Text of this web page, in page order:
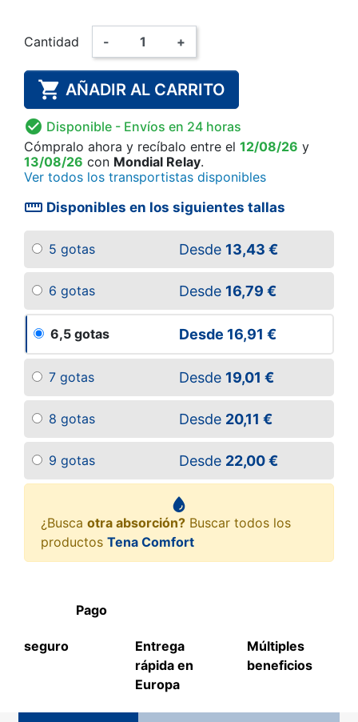
Cantidad - +
 AÑADIR AL CARRITO
 Disponible - Envíos en 24 horas
Cómpralo ahora y recíbalo entre el 12/08/26 y
13/08/26 con Mondial Relay.
Ver todos los transportistas disponibles
straighten Disponibles en los siguientes tallas
5 gotas Desde 13,43 €
6 gotas Desde 16,79 €
6,5 gotas Desde 16,91 €
7 gotas Desde 19,01 €
8 gotas Desde 20,11 €
9 gotas Desde 22,00 €
¿Busca otra absorción? Buscar todos los
productos Tena Comfort
Pago
seguro
Entrega
rápida en
Europa
Múltiples
beneficios